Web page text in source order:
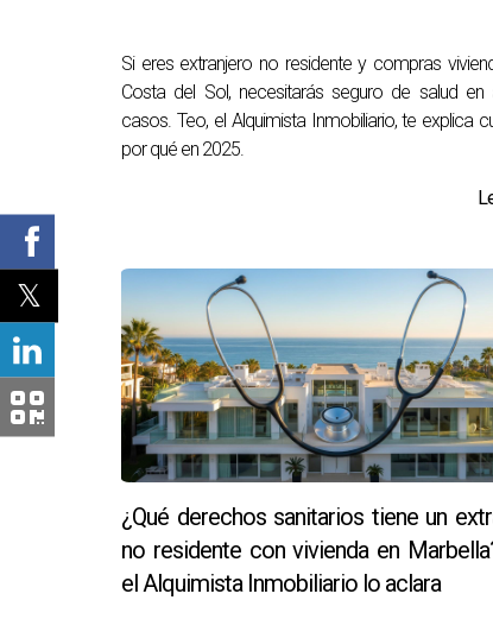
Si eres extranjero no residente y compras
Costa del Sol, necesitarás seguro de salud en
casos. Teo, el Alquimista Inmobiliario, te explica
por qué en 2025.
¿Qué derechos sanitarios tiene un
no residente con vivienda en
el Alquimista Inmobiliario lo aclara